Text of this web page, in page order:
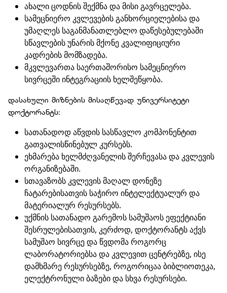
ახალი ცოდნის შექმნა და მისი გავრცელება.
სამეცნიერო კვლევების განხორციელებისა და
უმაღლეს საგანმანათლებლო დაწესებულებაში
სწავლების უნარის მქონე კვალიფიციური
კადრების მომზადება.
მკვლევართა საერთაშორისო სამეცნიერო
სივრცეში ინტეგრაციის ხელშეწყობა.
დასახული მიზნების მისაღწევად უნივერსიტეტი
დოქტორანტს:
სათანადოდ აწვდის სასწავლო კომპონენტით
გათვალისწინებულ კურსებს.
ეხმარება ხელმძღვანელის შერჩევასა და კვლევის
ორგანიზებაში.
სთავაზობს კვლევის მაღალ დონეზე
ჩატარებისათვის საჭირო ინტელექტუალურ და
მატერიალურ რესურსებს.
უქმნის სათანადო გარემოს სამუშაოს ეფექტიანი
შესრულებისათვის, კერძოდ, დოქტორანტს აქვს
სამუშაო სივრცე და წვდომა როგორც
ლაბორატორიებსა და კვლევით ცენტრებზე, ისე
დამხმარე რესურსებზე, როგორიცაა ბიბლიოთეკა,
ელექტრონული ბაზები და სხვა რესურსები.